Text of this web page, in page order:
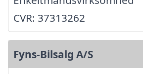
CVR: 37313262
Fyns-Bilsalg A/S